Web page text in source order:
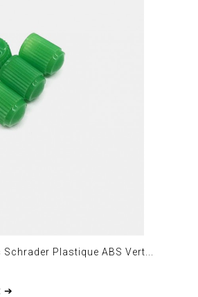
Plastique ABS Vert...
➔